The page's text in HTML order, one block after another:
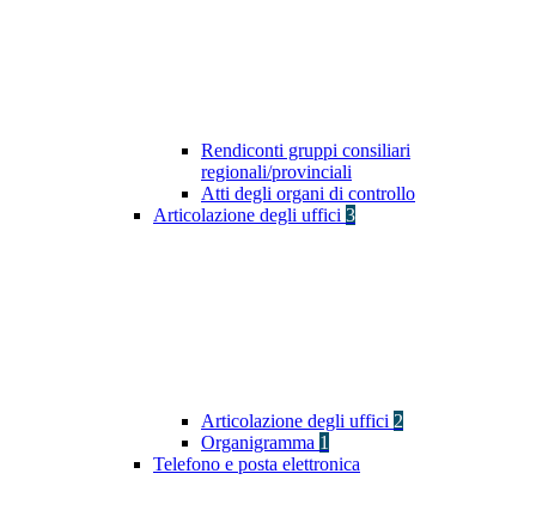
Rendiconti gruppi consiliari
regionali/provinciali
Atti degli organi di controllo
Articolazione degli uffici 3
Articolazione degli uffici 2
Organigramma 1
Telefono e posta elettronica